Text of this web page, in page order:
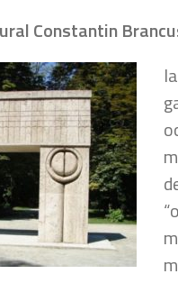
Constantin